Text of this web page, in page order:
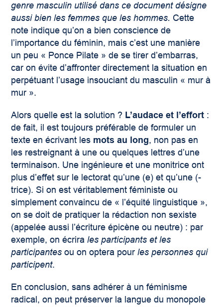
genre masculin utilisé dans ce document désigne
aussi bien les femmes que les hommes. Cette
note indique qu’on a bien conscience de
l’importance du féminin, mais c’est une manière
un peu « Ponce Pilate » de se tirer d’embarras,
car on évite d’affronter directement la situation en
perpétuant l’usage insouciant du masculin « mur à
mur ».
Alors quelle est la solution ? L’audace et l’effort :
de fait, il est toujours préférable de formuler un
texte en écrivant les mots au long, non pas en
les restreignant à une ou quelques lettres d’une
terminaison. Une ingénieure et une monitrice ont
plus d’effet sur le lectorat qu’une (e) et qu’une (-
trice). Si on est véritablement féministe ou
simplement convaincu de « l’équité linguistique »,
on se doit de pratiquer la rédaction non sexiste
(appelée aussi l’écriture épicène ou neutre) : par
exemple, on écrirales participants et les
participantes ou on optera pourles personnes qui
participent.
En conclusion, sans adhérer à un féminisme
radical, on peut préserver la langue du monopole